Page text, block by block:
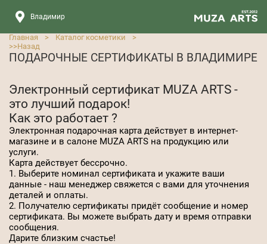
Владимир
Главная > Каталог косметики
>
>>Назад
ПОДАРОЧНЫЕ СЕРТИФИКАТЫ В ВЛАДИМИРЕ
Электронный сертификат MUZA ARTS -
это лучший подарок!
Как это работает ?
Электронная подарочная карта действует в интернет-
магазине и в салоне MUZA ARTS на продукцию или
услуги.
Карта действует бессрочно.
1. Выберите номинал сертификата и укажите ваши
данные - наш менеджер свяжется с вами для уточнения
деталей и оплаты.
2. Получателю сертификаты придёт сообщение и номер
сертификата. Вы можете выбрать дату и время отправки
сообщения.
Дарите близким счастье!